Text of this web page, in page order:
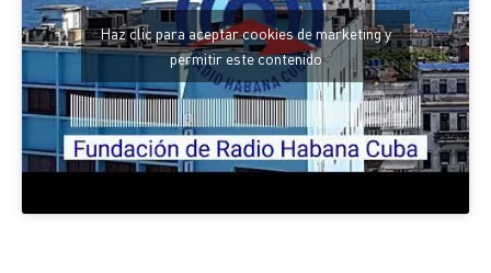
Haz clic para aceptar cookies de marketing y
permitir este contenido